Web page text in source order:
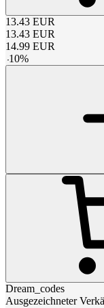
13.43 EUR
13.43 EUR
14.99 EUR
-10%
Dream_codes
Ausgezeichneter